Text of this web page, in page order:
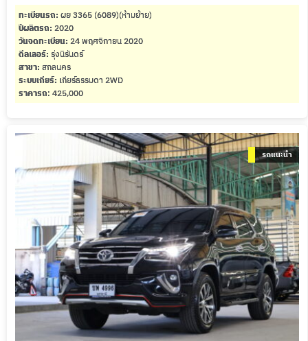
ทะเบียนรถ: ผย 3365 (6089)(ห้ามย้าย)
ปีผลิตรถ: 2020
วันจดทะเบียน: 24 พฤศจิกายน 2020
ดีลเลอร์: รุ่งนิรันดร์
สาขา: สกลนคร
ระบบเกียร์: เกียร์ธรรมดา 2WD
ราคารถ: 425,000
รถแนะนำ